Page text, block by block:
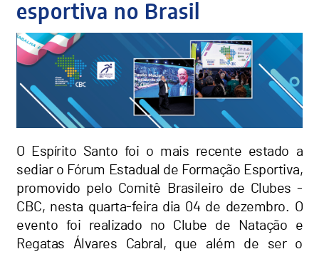
esportiva no Brasil
O Espírito Santo foi o mais recente estado a
sediar o Fórum Estadual de Formação Esportiva,
promovido pelo Comitê Brasileiro de Clubes -
CBC, nesta quarta-feira dia 04 de dezembro. O
evento foi realizado no Clube de Natação e
Regatas Álvares Cabral, que além de ser o